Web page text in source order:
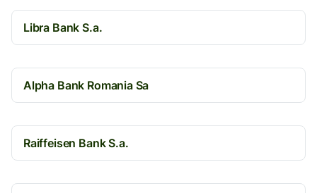
Libra Bank S.a.
Alpha Bank Romania Sa
Raiffeisen Bank S.a.